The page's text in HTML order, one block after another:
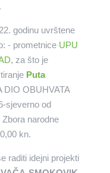
godinu uvrštene
- prometnice UPU
, za što je
Puta
OBUHVATA
sjeverno od
narodne
kn.
raditi idejni projekti